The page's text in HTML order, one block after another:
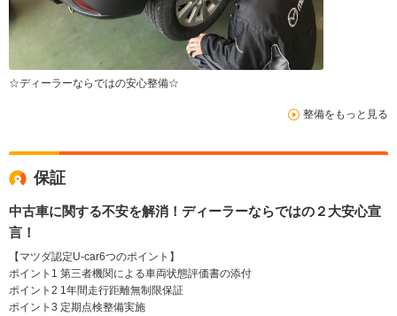
☆ディーラーならではの安心整備☆
整備をもっと見る
保証
中古車に関する不安を解消！ディーラーならではの２大安心宣
言！
【マツダ認定U-car6つのポイント】
ポイント1 第三者機関による車両状態評価書の添付
ポイント2 1年間走行距離無制限保証
ポイント3 定期点検整備実施